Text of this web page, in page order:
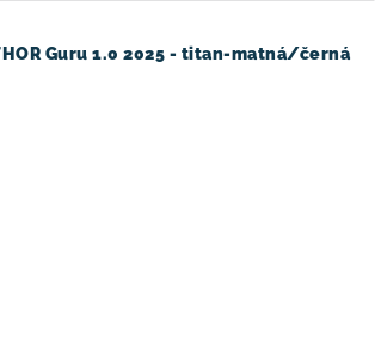
Guru 1.0 2025 - titan-matná/černá